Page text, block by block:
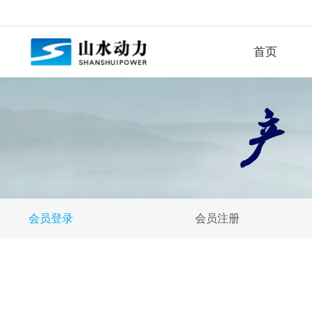
首页
会员登录 会员注册